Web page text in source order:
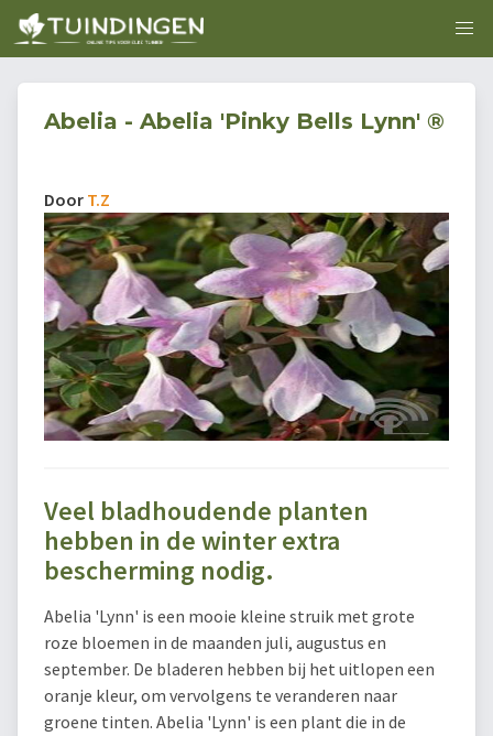
Abelia - Abelia 'Pinky Bells Lynn' ®
Door T.Z
Veel bladhoudende planten
hebben in de winter extra
bescherming nodig.
Abelia 'Lynn' is een mooie kleine struik met grote
roze bloemen in de maanden juli, augustus en
september. De bladeren hebben bij het uitlopen een
oranje kleur, om vervolgens te veranderen naar
groene tinten. Abelia 'Lynn' is een plant die in de